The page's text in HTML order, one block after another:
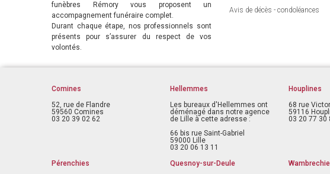
funèbres Rémory vous proposent un
accompagnement funéraire complet.
Durant chaque étape, nos professionnels sont
présents pour s’assurer du respect de vos
volontés.
Avis de décès - condoléances
Comines
52, rue de Flandre
59560 Comines
03 20 39 02 62
Hellemmes
Les bureaux d'Hellemmes ont
déménagé dans notre agence
de Lille à cette adresse :
66 bis rue Saint-Gabriel
59000 Lille
03 20 06 13 11
Houplines
68 rue
59116
03 20 77 30
Pérenchies Quesnoy-sur-Deule